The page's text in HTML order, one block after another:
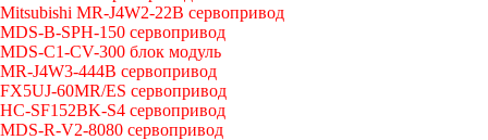
Mitsubishi MR-J4W2-22B сервопривод
MDS-B-SPH-150 сервопривод
MDS-C1-CV-300 блок модуль
MR-J4W3-444B сервопривод
FX5UJ-60MR/ES сервопривод
HC-SF152BK-S4 сервопривод
MDS-R-V2-8080 сервопривод